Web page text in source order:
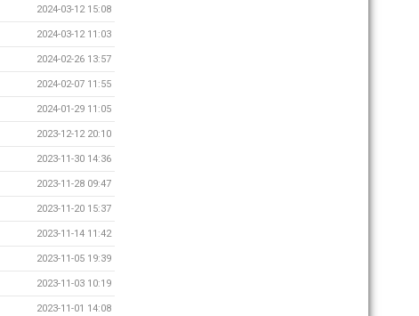
2024-03-12 15:08
2024-03-12 11:03
2024-02-26 13:57
2024-02-07 11:55
2024-01-29 11:05
2023-12-12 20:10
2023-11-30 14:36
2023-11-28 09:47
2023-11-20 15:37
2023-11-14 11:42
2023-11-05 19:39
2023-11-03 10:19
2023-11-01 14:08